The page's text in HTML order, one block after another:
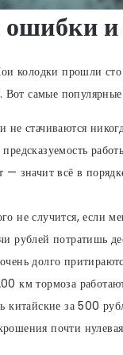
колодки прошли
Вот самые
не стачиваются
— значит всё в
не случится, если
рублей потратишь
долго
км тормоза
китайские за 500
почти